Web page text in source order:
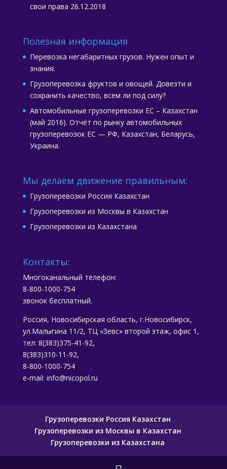
свои права 26.12.2018
Полезная информация
Перевозка негабаритных грузов. Нужен опыт и
знания.
Грузоперевозка фруктов и овощей. Довезти и
сохранить качество, всем ли под силу?
Автомобильные грузоперевозки ЕС – Казахстан
(май 2016). Отчёт по рынку автомобильных
грузоперевозок ЕС — РФ, Казахстан, Беларусь,
Украина.
Мы делаем движение правильным:
Грузоперевозки Россия Казахстан
Грузоперевозки из Москвы в Казахстан
Грузоперевозки из Казахстана
Контакты:
Многоканальный телефон:
8-800-1000-754
звонок бесплатный.
Россия, Новосибирская область, г.Новосибирск,
ул.Малыгина 11/2, ТЦ «Зевс» второй этаж, офис 1,
тел: 8(383)375-41-92,
8(383)310-11-92,
8-800-1000-754
e-mail: info@nicopol.ru
Грузоперевозки Россия Казахстан
Грузоперевозки из Москвы в Казахстан
Грузоперевозки из Казахстана